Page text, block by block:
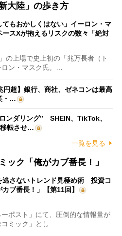
大陸」の歩き方
てもおかしくはない」イーロン・マ
ースXが抱えるリスクの数々「絶対
の上場で史上初の「兆万長者（ト
ン・マスク氏。…
円超】銀行、商社、ゼネコンは最高
・…
ンダリング” SHEIN、TikTok、
転させ…
一覧を見る
ック「俺がカブ番長！」
逃さないトレンド見極め術 投資コ
カブ番長！」【第11回】
ポスト」にて、圧倒的な情報量が
ミック」とし…